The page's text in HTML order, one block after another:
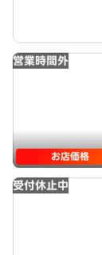
営業時間外
お店価格
受付休止中